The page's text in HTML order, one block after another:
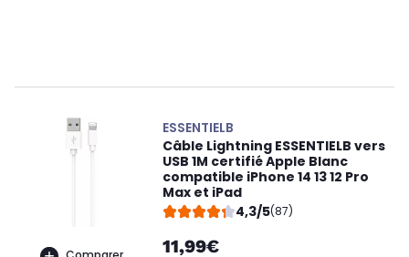
ESSENTIELB
Câble Lightning ESSENTIELB vers
USB 1M certifié Apple Blanc
compatible iPhone 14 13 12 Pro
Max et iPad
4,3/5(87)
11,99€